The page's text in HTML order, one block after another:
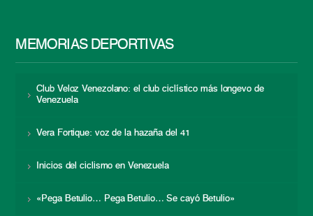
MEMORIAS DEPORTIVAS
Club Veloz Venezolano: el club ciclístico más longevo de
Venezuela
Vera Fortique: voz de la hazaña del 41
Inicios del ciclismo en Venezuela
«Pega Betulio… Pega Betulio… Se cayó Betulio»